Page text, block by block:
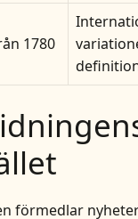
1780
förmedlar